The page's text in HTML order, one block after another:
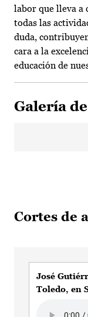
labor que lleva a
todas las
duda,
cara a la
educación de
Galería
Cortes de
José
Toledo, en